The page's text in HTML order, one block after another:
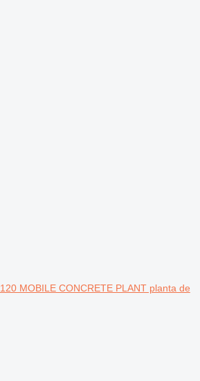
MOBILE CONCRETE PLANT planta de